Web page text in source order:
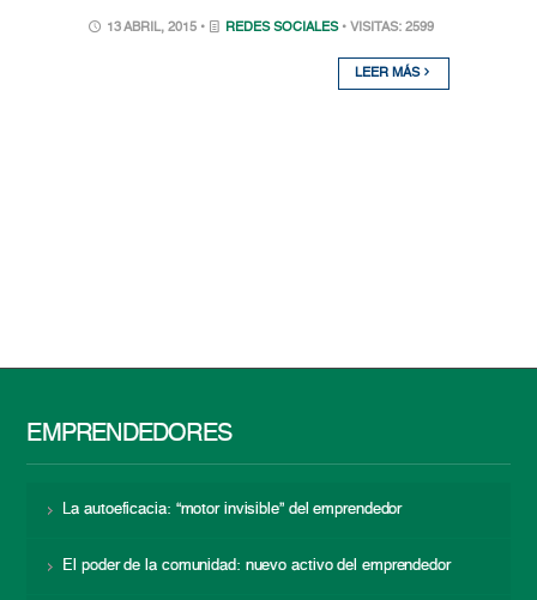
13 ABRIL, 2015 • REDES SOCIALES • VISITAS: 2599
LEER MÁS
EMPRENDEDORES
La autoeficacia: “motor invisible” del emprendedor
El poder de la comunidad: nuevo activo del emprendedor